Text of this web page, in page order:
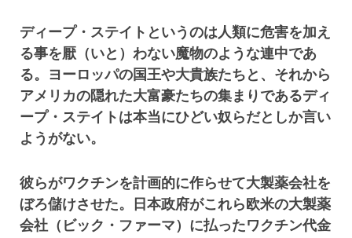
ディープ・ステイトというのは人類に危害を加え
る事を厭（いと）わない魔物のような連中であ
る。ヨーロッパの国王や大貴族たちと、それから
アメリカの隠れた大富豪たちの集まりであるディ
ープ・ステイトは本当にひどい奴らだとしか言い
ようがない。
彼らがワクチンを計画的に作らせて大製薬会社を
ぼろ儲けさせた。日本政府がこれら欧米の大製薬
会社（ビック・ファーマ）に払ったワクチン代金